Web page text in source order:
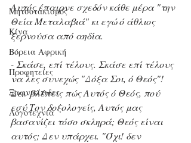
Μητσοτακισμός
Κίνα
Βόρεια Αφρική
Προφητείες
Ξαφνικίτιδες
Λογοτεχνία
Αυτός έπαιρνε σχεδόν κάθε μέρα "την
Θεία Μεταλαβιά" κι εγώ ό άθλιος
ξερνούσα από αηδία.
- Σκάσε, επί τέλους. Σκάσε επί τέλους
να λες συνεχώς "Δόξα Σοι, ό Θεός"!
Δεν βλέπεις πώς Αυτός ό Θεός, πού
εσύ Τον δοξολογείς, Αυτός μας
βασανίζει τόσο σκληρά; Θεός είναι
αυτός; Δεν υπάρχει. "Όχι! δεν